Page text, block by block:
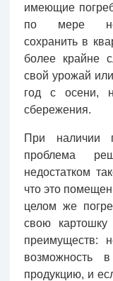
имеющие
по мере
сохранить в
более крайне
свой урожай
год с осени,
сбережения.
При наличии
проблема
недостатком
что это
целом же
свою
преимуществ:
возможность
продукцию, и